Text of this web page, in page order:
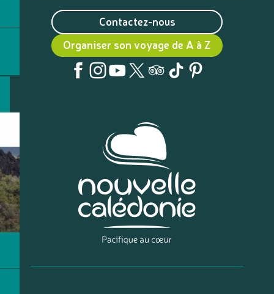
Contactez-nous
Organiser son voyage de A à Z